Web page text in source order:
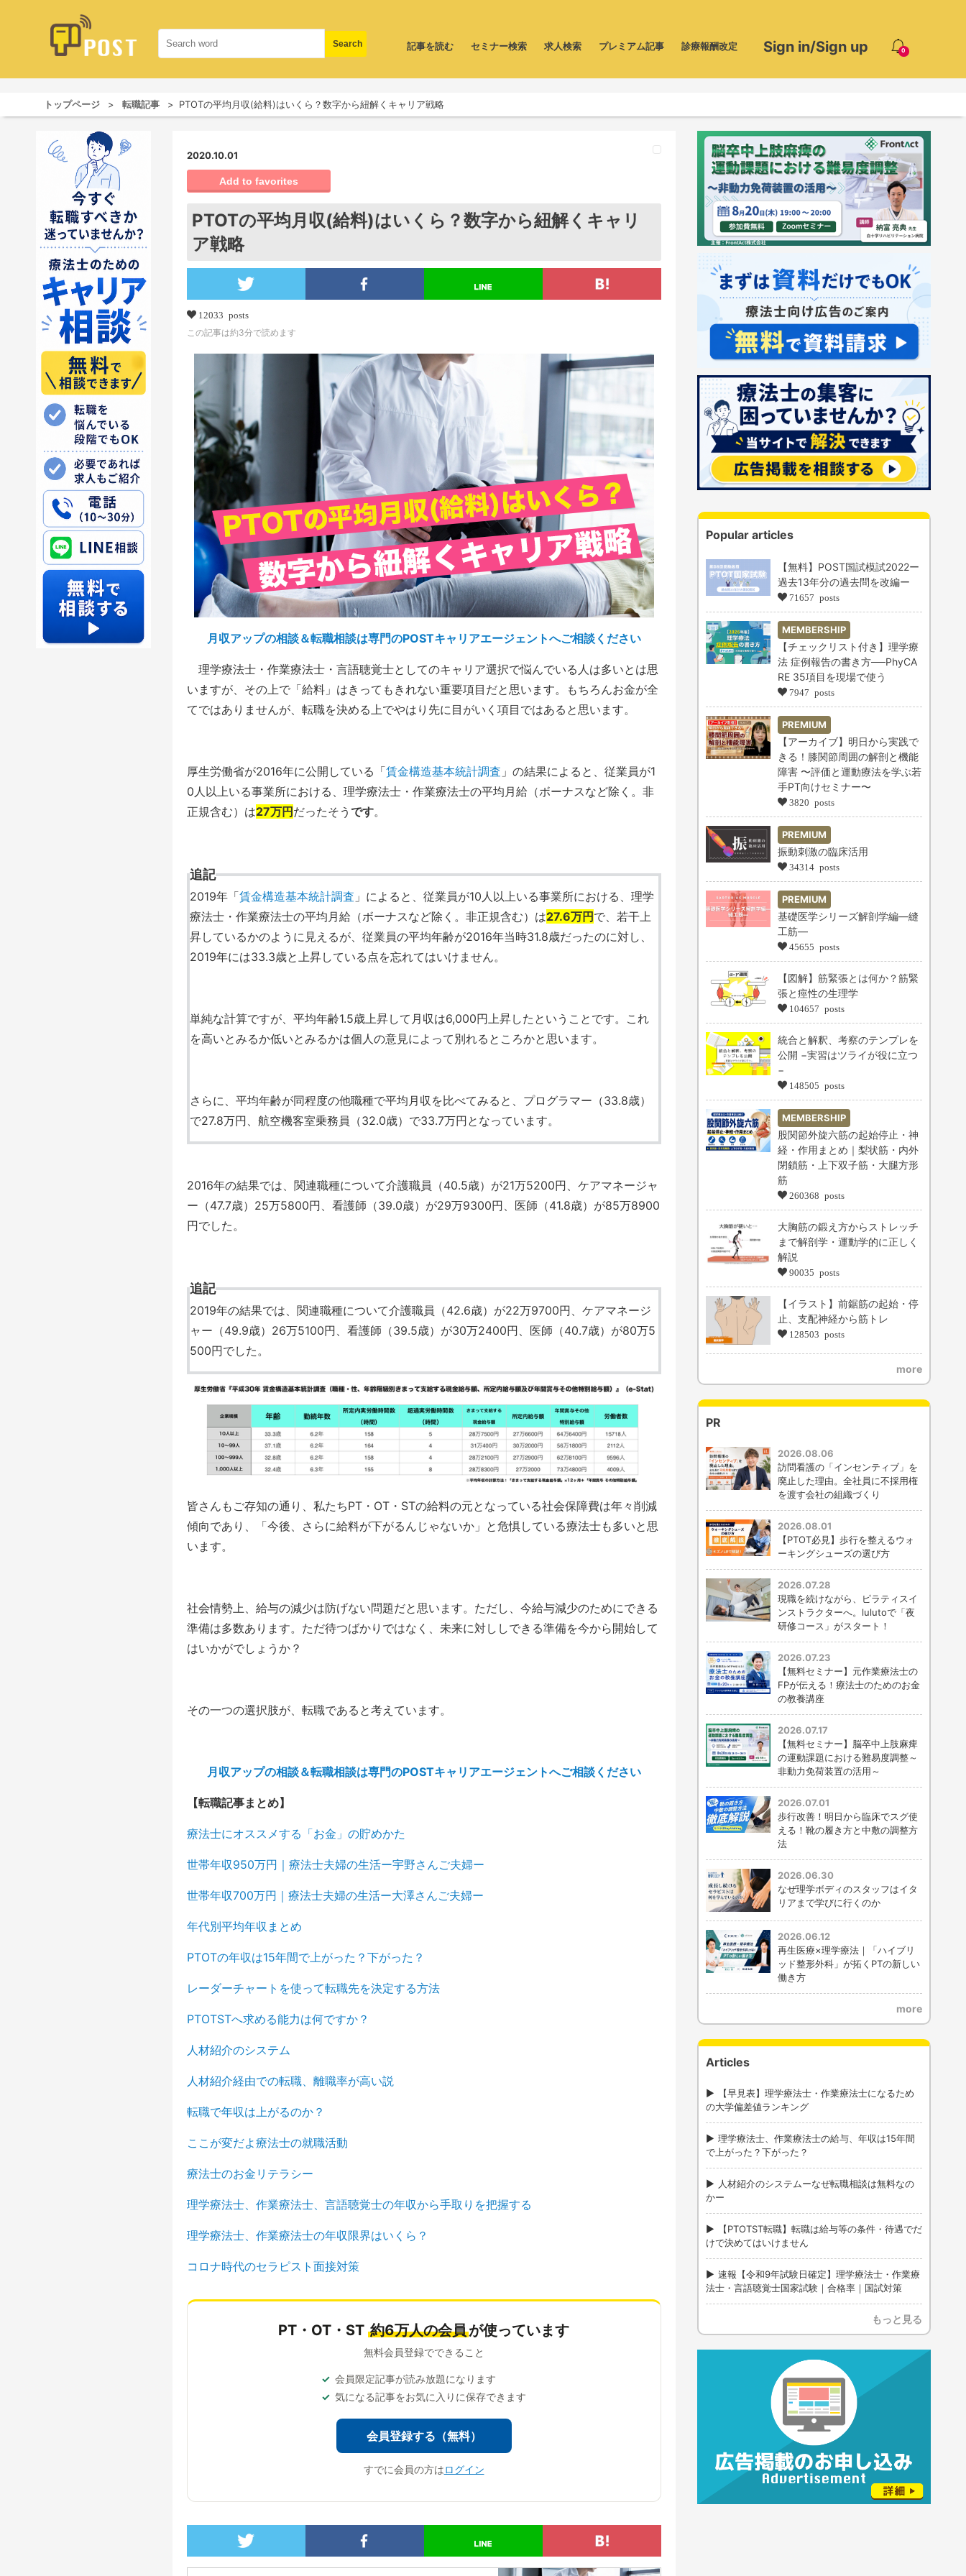
0
Sign in/Sign up
記事を読む セミナー検索 求人検索 プレミアム記事 診療報酬改定
トップページ 転職記事 PTOTの平均月収(給料)はいくら？数字から紐解くキャリア戦略
2020.10.01
Add to favorites
PTOTの平均月収(給料)はいくら？数字から紐解くキャリ
ア戦略
12033 posts
この記事は約3分で読めます
月収アップの相談＆転職相談は専門のPOSTキャリアエージェントへご相談ください
理学療法士・作業療法士・言語聴覚士としてのキャリア選択で悩んでいる人は多いとは思
いますが、その上で「給料」はきってもきれない重要項目だと思います。もちろんお金が全
てではありませんが、転職を決める上でやはり先に目がいく項目ではあると思います。
厚生労働省が2016年に公開している「賃金構造基本統計調査 」の結果によると、従業員が1
0人以上いる事業所における、理学療法士・作業療法士の平均月給（ボーナスなど除く。非
正規含む）は27万円 だったそう です。
追記
2019年「賃金構造基本統計調査 」によると、従業員が10人以上いる事業所における、理学
療法士・作業療法士の平均月給（ボーナスなど除く。非正規含む）は27.6万円 で、若干上
昇しているかのように見えるが、従業員の平均年齢が2016年当時31.8歳だったのに対し、
2019年には33.3歳と上昇している点を忘れてはいけません。
単純な計算ですが、平均年齢1.5歳上昇して月収は6,000円上昇したということです。これ
を高いとみるか低いとみるかは個人の意見によって別れるところかと思います。
さらに、平均年齢が同程度の他職種で平均月収を比べてみると、プログラマー（33.8歳）
で27.8万円、航空機客室乗務員（32.0歳）で33.7万円となっています。
2016年の結果では、関連職種について介護職員（40.5歳）が21万5200円、ケアマネージャ
ー（47.7歳）25万5800円、看護師（39.0歳）が29万9300円、医師（41.8歳）が85万8900
円でした。
追記
2019年の結果では、関連職種について介護職員（42.6歳）が22万9700円、ケアマネージ
ャー（49.9歳）26万5100円、看護師（39.5歳）が30万2400円、医師（40.7歳）が80万5
500円でした。
皆さんもご存知の通り、私たちPT・OT・STの給料の元となっている社会保障費は年々削減
傾向であり、「今後、さらに給料が下がるんじゃないか」と危惧している療法士も多いと思
います。
社会情勢上、給与の減少は防げない問題だと思います。ただし、今給与減少のためにできる
準備は多数あります。ただ待つばかりではなく、未来に対ししできる準備を今から開始して
はいかがでしょうか？
その一つの選択肢が、転職であると考えています。
月収アップの相談＆転職相談は専門のPOSTキャリアエージェントへご相談ください
【転職記事まとめ】
療法士にオススメする「お金」の貯めかた
世帯年収950万円｜療法士夫婦の生活ー宇野さんご夫婦ー
世帯年収700万円｜療法士夫婦の生活ー大澤さんご夫婦ー
年代別平均年収まとめ
PTOTの年収は15年間で上がった？下がった？
レーダーチャートを使って転職先を決定する方法
PTOTSTへ求める能力は何ですか？
人材紹介のシステム
人材紹介経由での転職、離職率が高い説
転職で年収は上がるのか？
ここが変だよ療法士の就職活動
療法士のお金リテラシー
理学療法士、作業療法士、言語聴覚士の年収から手取りを把握する
理学療法士、作業療法士の年収限界はいくら？
コロナ時代のセラピスト面接対策
PT・OT・ST 約6万人の会員が使っています
無料会員登録でできること
会員限定記事が読み放題になります
気になる記事をお気に入りに保存できます
会員登録する（無料）
すでに会員の方はログイン
Popular articles
【無料】POST国試模試2022ー
過去13年分の過去問を改編ー
71657 posts
MEMBERSHIP
【チェックリスト付き】理学療
法 症例報告の書き方──PhyCA
RE 35項目を現場で使う
7947 posts
PREMIUM
【アーカイブ】明日から実践で
きる！膝関節周囲の解剖と機能
障害 〜評価と運動療法を学ぶ若
手PT向けセミナー〜
3820 posts
PREMIUM
振動刺激の臨床活用
34314 posts
PREMIUM
基礎医学シリーズ解剖学編―縫
工筋―
45655 posts
【図解】筋緊張とは何か？筋緊
張と痙性の生理学
104657 posts
統合と解釈、考察のテンプレを
公開 −実習はツライが役に立つ
−
148505 posts
MEMBERSHIP
股関節外旋六筋の起始停止・神
経・作用まとめ｜梨状筋・内外
閉鎖筋・上下双子筋・大腿方形
筋
260368 posts
大胸筋の鍛え方からストレッチ
まで解剖学・運動学的に正しく
解説
90035 posts
【イラスト】前鋸筋の起始・停
止、支配神経から筋トレ
128503 posts
more
PR
2026.08.06
訪問看護の「インセンティブ」を
廃止した理由。全社員に不採用権
を渡す会社の組織づくり
2026.08.01
【PTOT必見】歩行を整えるウォ
ーキングシューズの選び方
2026.07.28
現職を続けながら、ピラティスイ
ンストラクターへ。lulutoで「夜
研修コース」がスタート！
2026.07.23
【無料セミナー】元作業療法士の
FPが伝える！療法士のためのお金
の教養講座
2026.07.17
【無料セミナー】脳卒中上肢麻痺
の運動課題における難易度調整～
非動力免荷装置の活用～
2026.07.01
歩行改善！明日から臨床でスグ使
える！靴の履き方と中敷の調整方
法
2026.06.30
なぜ理学ボディのスタッフはイタ
リアまで学びに行くのか
2026.06.12
再生医療×理学療法｜「ハイブリ
ッド整形外科」が拓くPTの新しい
働き方
more
Articles
【早見表】理学療法士・作業療法士になるため
の大学偏差値ランキング
理学療法士、作業療法士の給与、年収は15年間
で上がった？下がった？
人材紹介のシステムーなぜ転職相談は無料なの
かー
【PTOTST転職】転職は給与等の条件・待遇でだ
けで決めてはいけません
速報【令和9年試験日確定】理学療法士・作業療
法士・言語聴覚士国家試験｜合格率｜国試対策
もっと見る